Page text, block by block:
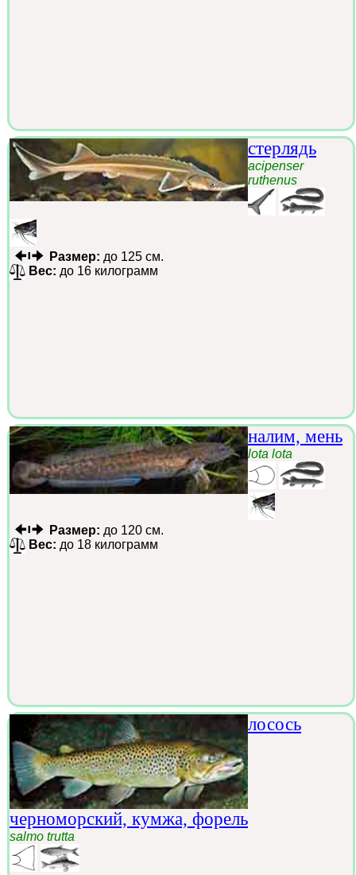
стерлядь
acipenser
ruthenus
Размер: до 125 см.
Вес: до 16 килограмм
налим, мень
lota lota
Размер: до 120 см.
Вес: до 18 килограмм
лосось
черноморский, кумжа, форель
salmo trutta